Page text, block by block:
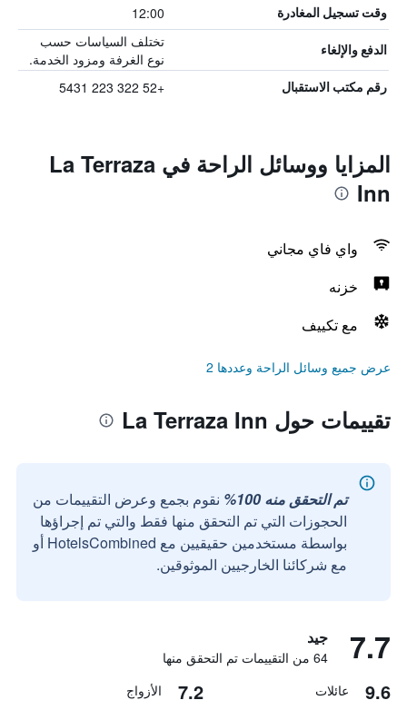
وقت تسجيل المغادرة 12:00
الدفع والإلغاء
تختلف السياسات حسب
نوع الغرفة ومزود الخدمة.
رقم مكتب الاستقبال +52 322 223 5431
المزايا ووسائل الراحة في La Terraza
Inn
واي فاي مجاني
خزنه
مع تكييف
عرض جميع وسائل الراحة وعددها 2
تقييمات حول La Terraza Inn
تم التحقق منه 100%
نقوم بجمع وعرض التقييمات من
الحجوزات التي تم التحقق منها فقط والتي تم إجراؤها
بواسطة مستخدمين حقيقيين مع HotelsCombined أو
مع شركائنا الخارجيين الموثوقين.
7.7 جيد
64 من التقييمات تم التحقق منها
9.6 عائلات 7.2 الأزواج